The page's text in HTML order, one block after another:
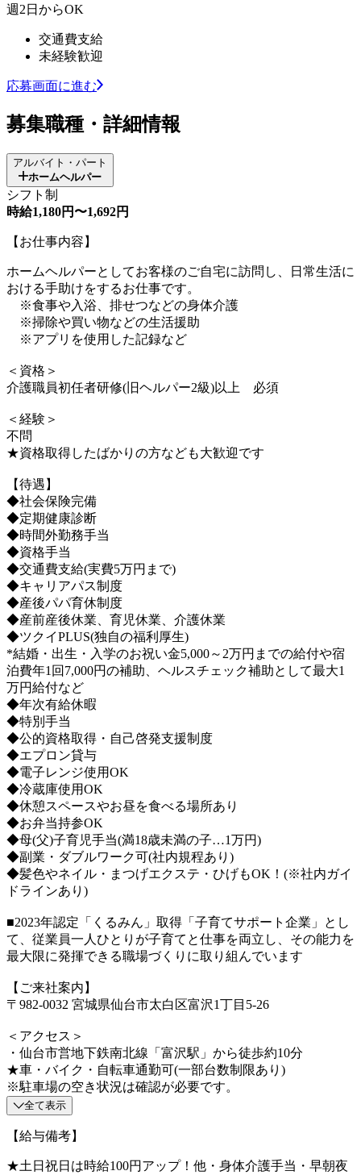
週2日からOK
交通費支給
未経験歓迎
応募画面に進む
募集職種・詳細情報
アルバイト・パート
ホームヘルパー
シフト制
時給1,180円〜1,692円
【お仕事内容】
ホームヘルパーとしてお客様のご自宅に訪問し、日常生活に
おける手助けをするお仕事です。
※食事や入浴、排せつなどの身体介護
※掃除や買い物などの生活援助
※アプリを使用した記録など
＜資格＞
介護職員初任者研修(旧ヘルパー2級)以上 必須
＜経験＞
不問
★資格取得したばかりの方なども大歓迎です
【待遇】
◆社会保険完備
◆定期健康診断
◆時間外勤務手当
◆資格手当
◆交通費支給(実費5万円まで)
◆キャリアパス制度
◆産後パパ育休制度
◆産前産後休業、育児休業、介護休業
◆ツクイPLUS(独自の福利厚生)
*結婚・出生・入学のお祝い金5,000～2万円までの給付や宿
泊費年1回7,000円の補助、ヘルスチェック補助として最大1
万円給付など
◆年次有給休暇
◆特別手当
◆公的資格取得・自己啓発支援制度
◆エプロン貸与
◆電子レンジ使用OK
◆冷蔵庫使用OK
◆休憩スペースやお昼を食べる場所あり
◆お弁当持参OK
◆母(父)子育児手当(満18歳未満の子…1万円)
◆副業・ダブルワーク可(社内規程あり)
◆髪色やネイル・まつげエクステ・ひげもOK！(※社内ガイ
ドラインあり)
■2023年認定「くるみん」取得「子育てサポート企業」とし
て、従業員一人ひとりが子育てと仕事を両立し、その能力を
最大限に発揮できる職場づくりに取り組んでいます
【ご来社案内】
〒982-0032 宮城県仙台市太白区富沢1丁目5-26
＜アクセス＞
・仙台市営地下鉄南北線「富沢駅」から徒歩約10分
★車・バイク・自転車通勤可(一部台数制限あり)
※駐車場の空き状況は確認が必要です。
全て表示
【給与備考】
★土日祝日は時給100円アップ！他・身体介護手当・早朝夜